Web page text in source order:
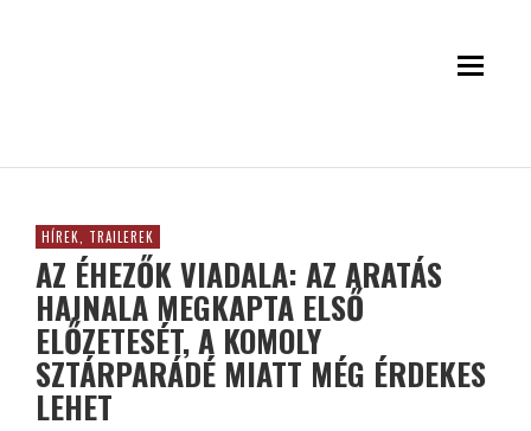
HÍREK, TRAILEREK
AZ ÉHEZŐK VIADALA: AZ ARATÁS
HAJNALA MEGKAPTA ELSŐ
ELŐZETESÉT, A KOMOLY
SZTÁRPARÁDÉ MIATT MÉG ÉRDEKES
LEHET